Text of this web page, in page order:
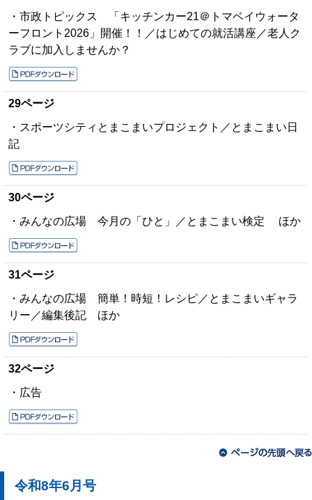
・市政トピックス 「キッチンカー21＠トマベイウォータ
ーフロント2026」開催！！／はじめての就活講座／老人ク
ラブに加入しませんか？
29ページ
・スポーツシティとまこまいプロジェクト／とまこまい日
記
30ページ
・みんなの広場 今月の「ひと」／とまこまい検定 ほか
31ページ
・みんなの広場 簡単！時短！レシピ／とまこまいギャラ
リー／編集後記 ほか
32ページ
・広告
令和8年6月号